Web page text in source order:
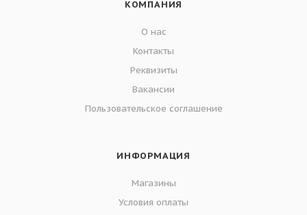
КОМПАНИЯ
О нас
Контакты
Реквизиты
Вакансии
Пользовательское соглашение
ИНФОРМАЦИЯ
Магазины
Условия оплаты